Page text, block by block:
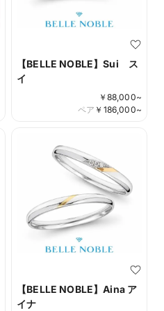
【BELLE NOBLE】Sui ス
イ
￥ 88,000~
￥ 186,000~
ペア
【BELLE NOBLE】Aina ア
イナ